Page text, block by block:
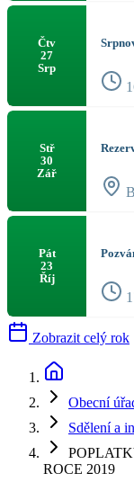
Čtv
27
Srp
Stř
30
Zář
Pát
23
Říj
Zobrazit celý rok
Obecní
Sdělení a
ROCE 2019